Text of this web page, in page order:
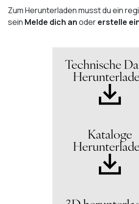
Zum Herunterladen musst du ein
sein Melde dich anodererstelle
Technische
Kataloge